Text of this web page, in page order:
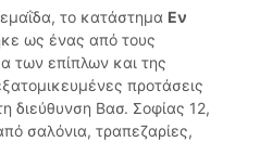
το κατάστημα Εν
ως ένας από τους
των επίπλων και της
προτάσεις
διεύθυνση Βασ. Σοφίας 12,
σαλόνια, τραπεζαρίες,